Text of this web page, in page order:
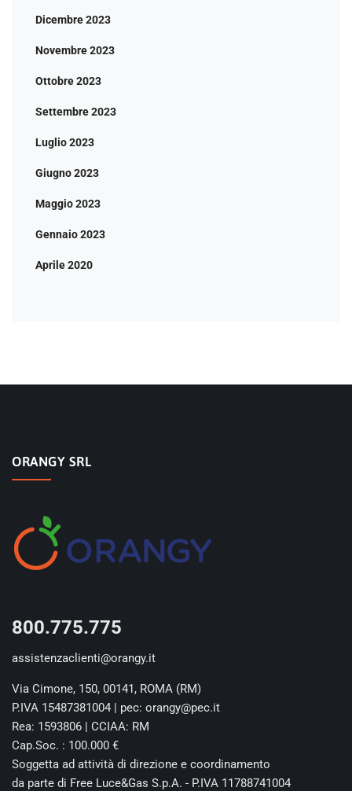
Dicembre 2023
Novembre 2023
Ottobre 2023
Settembre 2023
Luglio 2023
Giugno 2023
Maggio 2023
Gennaio 2023
Aprile 2020
ORANGY SRL
800.775.775
assistenzaclienti@orangy.it
Via Cimone, 150, 00141, ROMA (RM)
P.IVA 15487381004 | pec: orangy@pec.it
Rea: 1593806 | CCIAA: RM
Cap.Soc. : 100.000 €
Soggetta ad attività di direzione e coordinamento
da parte di Free Luce&Gas S.p.A. - P.IVA 11788741004